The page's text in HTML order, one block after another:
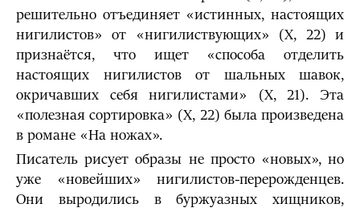
решительно отъединяет «истин­ных, настоящих
нигилистов» от «нигилиствующих» (X, 22) и
признаётся, что ищет «способа отделить
настоящих нигилистов от шальных шавок,
окричавших себя нигилистами» (X, 21). Эта
«полезная сортировка» (X, 22) была произведена
в романе «На ножах».
Писатель рисует образы не просто «новых», но
уже «но­вейших» нигилистов-перерожденцев.
Они выродились в буржуазных хищников,